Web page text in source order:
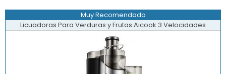
Muy Recomendado
Licuadoras Para Verduras y Frutas Aicook 3 Velocidades